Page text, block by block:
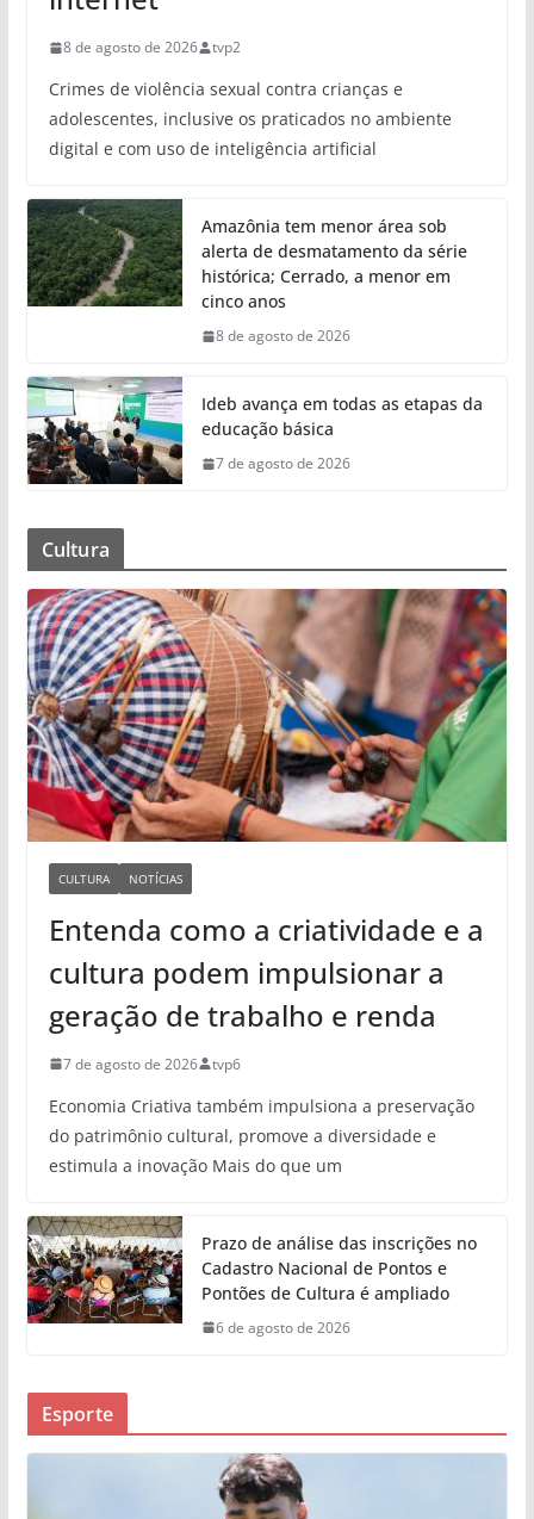
8 de agosto de 2026 tvp2
Crimes de violência sexual contra crianças e
adolescentes, inclusive os praticados no ambiente
digital e com uso de inteligência artificial
Amazônia tem menor área sob
alerta de desmatamento da série
histórica; Cerrado, a menor em
cinco anos
8 de agosto de 2026
Ideb avança em todas as etapas da
educação básica
7 de agosto de 2026
Cultura
CULTURA NOTÍCIAS
Entenda como a criatividade e a
cultura podem impulsionar a
geração de trabalho e renda
7 de agosto de 2026 tvp6
Economia Criativa também impulsiona a preservação
do patrimônio cultural, promove a diversidade e
estimula a inovação Mais do que um
Prazo de análise das inscrições no
Cadastro Nacional de Pontos e
Pontões de Cultura é ampliado
6 de agosto de 2026
Esporte